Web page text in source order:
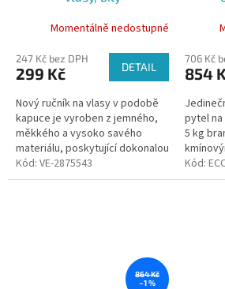
Momentálně nedostupné
247 Kč bez DPH
299 Kč DETAIL
Nový ručník na vlasy v podobě
kapuce je vyroben z jemného,
měkkého a vysoko savého
materiálu, poskytující dokonalou
péči pro čerstvě umyté vlasy. S
praktickou gumovou páskou
Kód: VE-2875543
706 Kč
854
pytel
5 kg
Kód:
864 Kč
–1 %